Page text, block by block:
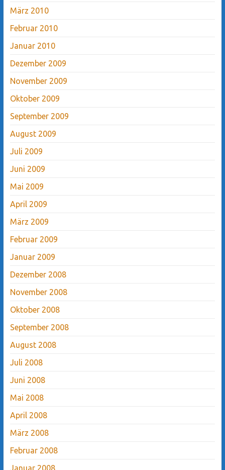
März 2010
Februar 2010
Januar 2010
Dezember 2009
November 2009
Oktober 2009
September 2009
August 2009
Juli 2009
Juni 2009
Mai 2009
April 2009
März 2009
Februar 2009
Januar 2009
Dezember 2008
November 2008
Oktober 2008
September 2008
August 2008
Juli 2008
Juni 2008
Mai 2008
April 2008
März 2008
Februar 2008
Januar 2008